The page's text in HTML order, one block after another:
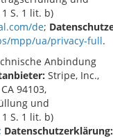
S. 1 lit. b)
de;
mpp/ua/privacy-full.
Anbindung
Stripe, Inc.,
94103,
und
S. 1 lit. b)
; Datenschutzerklärung: